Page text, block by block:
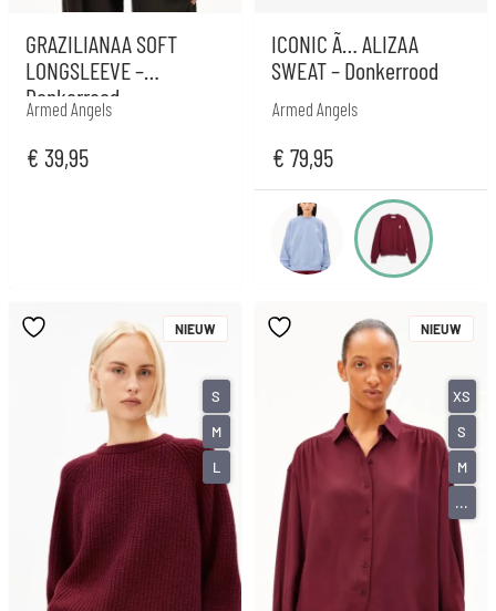
GRAZILIANAA SOFT
LONGSLEEVE –
Donkerrood
Armed Angels
€ 39,95
ICONIC Ã… ALIZAA
SWEAT – Donkerrood
Armed Angels
€ 79,95
NIEUW
S
M
L
NIEUW
XS
S
M
...